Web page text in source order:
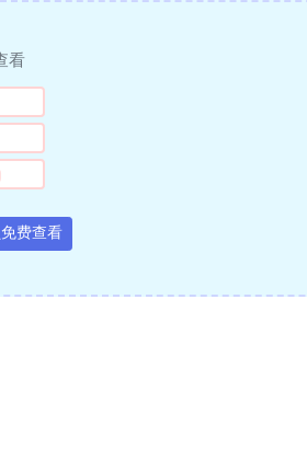
看
费查看